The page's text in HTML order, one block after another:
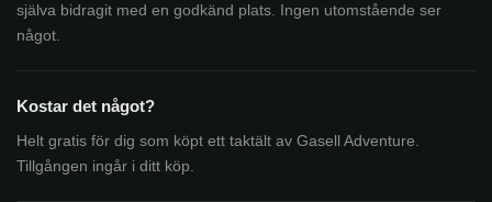
själva bidragit med en godkänd plats. Ingen utomstående ser
något.
Kostar det något?
Helt gratis för dig som köpt ett taktält av Gasell Adventure.
Tillgången ingår i ditt köp.